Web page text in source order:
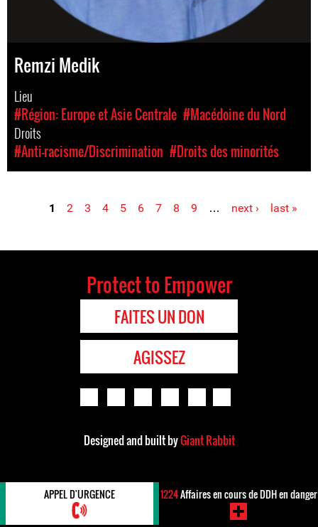
Remzi Medik
Lieu
#Région: Europe et Asie Centrale #Macédoine du Nord
Droits
#Anti-racisme/Discrimination #Droits des minorités
1 2 3 4 5 6 7 8 9 … next › last »
Protect to Empower
FAITES UN DON
AGISSEZ
Designed and built byGiant Rabbit
APPEL D'URGENCE 1224Affaires en cours de DDH en danger